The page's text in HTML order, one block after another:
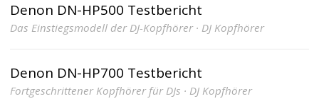
Denon DN-HP500 Testbericht
Das Einstiegsmodell der DJ-Kopfhörer · DJ Kopfhörer
Denon DN-HP700 Testbericht
Fortgeschrittener Kopfhörer für DJs · DJ Kopfhörer